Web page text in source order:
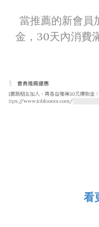
當推薦的新會員
金，30天內消費
看